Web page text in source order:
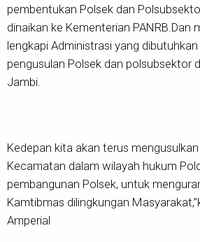
pembentukan Polsek dan
dinaikan ke Kementerian PANRB.Dan
lengkapi Administrasi yang
pengusulan Polsek dan polsubsektor
Jambi.
Kedepan kita akan terus
Kecamatan dalam wilayah hukum
pembangunan Polsek, untuk
Kamtibmas dilingkungan
Amperial